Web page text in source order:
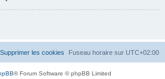
Fuseau horaire sur UTC+02:00
Supprimer les cookies
® Forum Software © phpBB Limited